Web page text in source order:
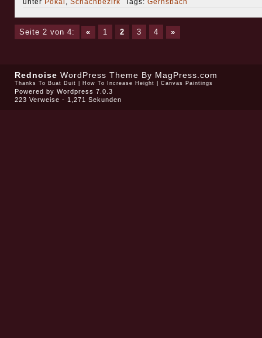
unter Pokal , Schachbezirk Tags: Gernsbach
Seite 2 von 4: « 1 2 3 4 »
Rednoise WordPress Theme By MagPress.com
Thanks To Buat Duit How To Increase Height Canvas Paintings
Powered by Wordpress 7.0.3
223 Verweise - 1,271 Sekunden